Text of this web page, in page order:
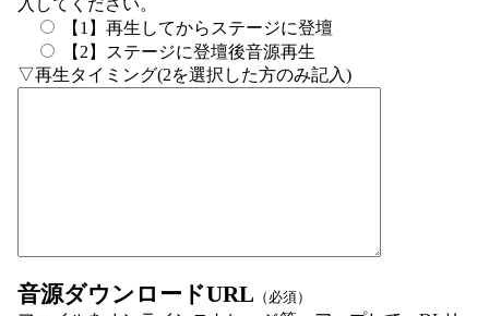
入してください。
【1】再生してからステージに登壇
【2】ステージに登壇後音源再生
▽再生タイミング(2を選択した方のみ記入)
音源ダウンロードURL （必須）